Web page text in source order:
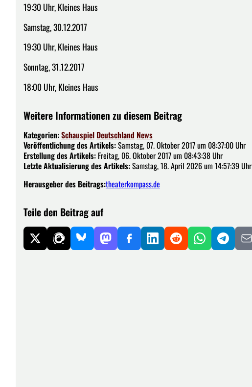
19:30 Uhr, Kleines Haus
Samstag, 30.12.2017
19:30 Uhr, Kleines Haus
Sonntag, 31.12.2017
18:00 Uhr, Kleines Haus
Weitere Informationen zu diesem Beitrag
Kategorien:Schauspiel Deutschland News
Veröffentlichung des Artikels:Samstag, 07. Oktober 2017 um 08:37:00 Uhr
Erstellung des Artikels: Freitag, 06. Oktober 2017 um 08:43:38 Uhr
Letzte Aktualisierung des Artikels:Samstag, 18. April 2026 um 14:57:39 Uhr
Herausgeber des Beitrags:theaterkompass.de
Teile den Beitrag auf